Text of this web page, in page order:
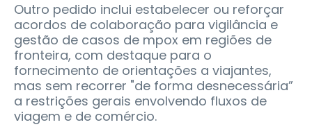
Outro pedido inclui estabelecer ou reforçar
acordos de colaboração para vigilância e
gestão de casos de mpox em regiões de
fronteira, com destaque para o
fornecimento de orientações a viajantes,
mas sem recorrer "de forma desnecessária”
a restrições gerais envolvendo fluxos de
viagem e de comércio.